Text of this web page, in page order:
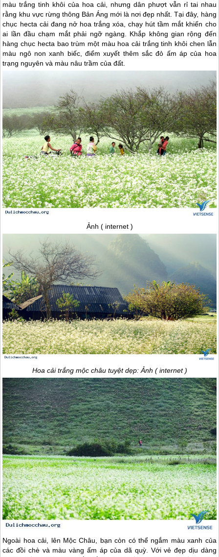
màu trắng tinh khôi của hoa cải, nhưng dân phượt vẫn rỉ tai nhau
rằng khu vực rừng thông Bản Áng mới là nơi đẹp nhất. Tại đây, hàng
chục hecta cải đang nở hoa trắng xóa, chạy hút tầm mắt khiến cho
ai lần đầu chạm mắt phải ngỡ ngàng. Khắp không gian rộng đến
hàng chục hecta bao trùm một màu hoa cải trắng tinh khôi chen lẫn
màu ngô non xanh biếc, điểm xuyết thêm sắc đỏ ấm áp của hoa
trạng nguyên và màu nâu trầm của đất.
Ảnh ( internet )
Hoa cải trắng mộc châutuyệt dẹp: Ảnh ( internet )
Ngoài hoa cải, lên Mộc Châu, bạn còn có thể ngắm màu xanh của
các đồi chè và màu vàng ấm áp của dã quỳ. Với vẻ đẹp dịu dàng